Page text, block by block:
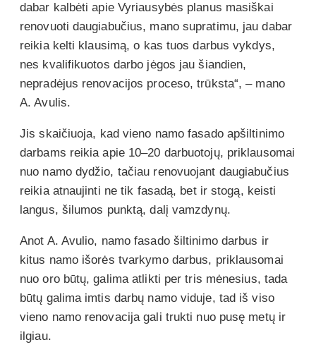
dabar kalbėti apie Vyriausybės planus masiškai
renovuoti daugiabučius, mano supratimu, jau dabar
reikia kelti klausimą, o kas tuos darbus vykdys,
nes kvalifikuotos darbo jėgos jau šiandien,
nepradėjus renovacijos proceso, trūksta“, – mano
A. Avulis.
Jis skaičiuoja, kad vieno namo fasado apšiltinimo
darbams reikia apie 10–20 darbuotojų, priklausomai
nuo namo dydžio, tačiau renovuojant daugiabučius
reikia atnaujinti ne tik fasadą, bet ir stogą, keisti
langus, šilumos punktą, dalį vamzdynų.
Anot A. Avulio, namo fasado šiltinimo darbus ir
kitus namo išorės tvarkymo darbus, priklausomai
nuo oro būtų, galima atlikti per tris mėnesius, tada
būtų galima imtis darbų namo viduje, tad iš viso
vieno namo renovacija gali trukti nuo pusę metų ir
ilgiau.